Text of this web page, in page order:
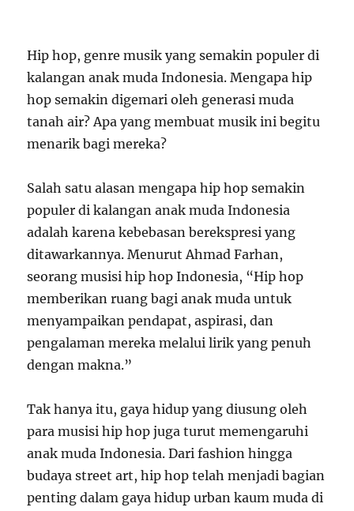
Hip hop, genre musik yang semakin populer di
kalangan anak muda Indonesia. Mengapa hip
hop semakin digemari oleh generasi muda
tanah air? Apa yang membuat musik ini begitu
menarik bagi mereka?
Salah satu alasan mengapa hip hop semakin
populer di kalangan anak muda Indonesia
adalah karena kebebasan berekspresi yang
ditawarkannya. Menurut Ahmad Farhan,
seorang musisi hip hop Indonesia, “Hip hop
memberikan ruang bagi anak muda untuk
menyampaikan pendapat, aspirasi, dan
pengalaman mereka melalui lirik yang penuh
dengan makna.”
Tak hanya itu, gaya hidup yang diusung oleh
para musisi hip hop juga turut memengaruhi
anak muda Indonesia. Dari fashion hingga
budaya street art, hip hop telah menjadi bagian
penting dalam gaya hidup urban kaum muda di